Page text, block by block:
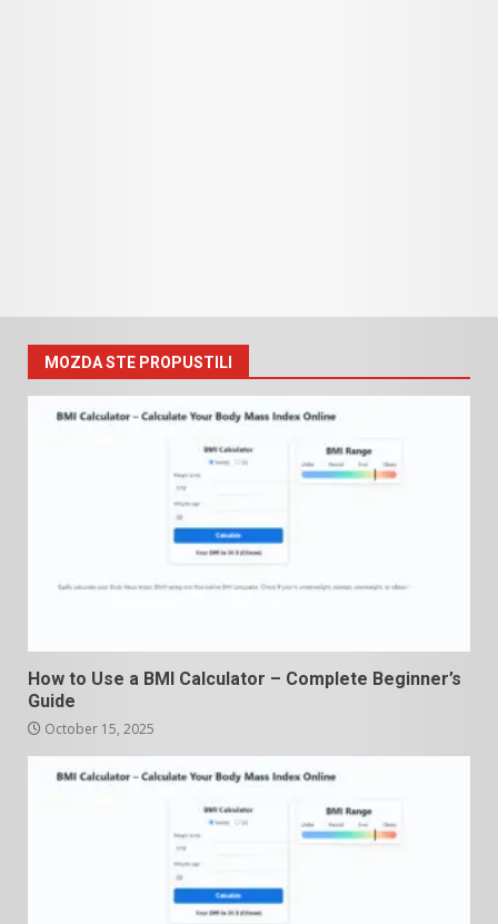
MOZDA STE PROPUSTILI
How to Use a BMI Calculator – Complete Beginner’s
Guide
October 15, 2025